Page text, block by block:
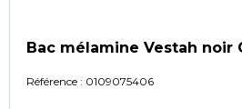
Bac mélamine Vestah noir
Référence : 0109075406